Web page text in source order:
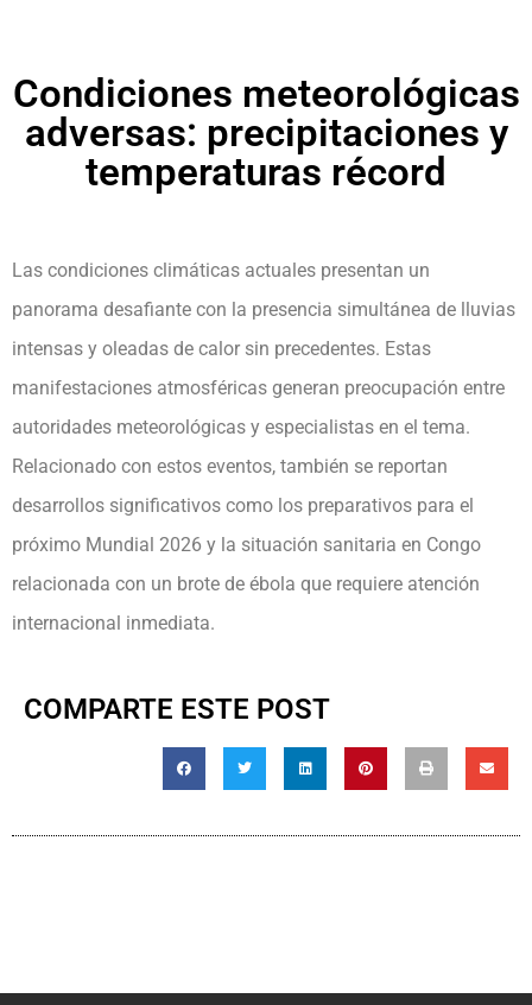
Condiciones meteorológicas
adversas: precipitaciones y
temperaturas récord
Las condiciones climáticas actuales presentan un
panorama desafiante con la presencia simultánea de lluvias
intensas y oleadas de calor sin precedentes. Estas
manifestaciones atmosféricas generan preocupación entre
autoridades meteorológicas y especialistas en el tema.
Relacionado con estos eventos, también se reportan
desarrollos significativos como los preparativos para el
próximo Mundial 2026 y la situación sanitaria en Congo
relacionada con un brote de ébola que requiere atención
internacional inmediata.
COMPARTE ESTE POST